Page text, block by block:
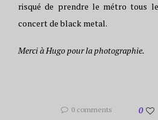
risqué de prendre le métro tous
concert de black metal.
Merci à Hugo pour la photographie.
0 comments 0